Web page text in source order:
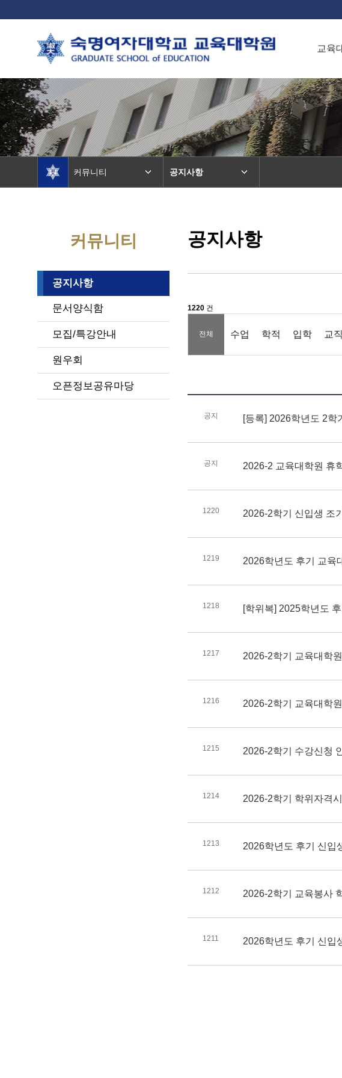
교육
커뮤니티 공지사항
커뮤니티
공지사항
문서양식함
모집/특강안내
원우회
오픈정보공유마당
공지사항
1220 건
전체 수업 학적 입학 교직
공지 [등록] 2026학년도 2학
공지 2026-2 교육대학원 휴
1220 2026-2학기 신입생 조
1219 2026학년도 후기 교육
1218 [학위복] 2025학년도
1217 2026-2학기 교육대학
1216 2026-2학기 교육대학
1215 2026-2학기 수강신청
1214 2026-2학기 학위자격
1213 2026학년도 후기 신입
1212 2026-2학기 교육봉사
1211 2026학년도 후기 신입